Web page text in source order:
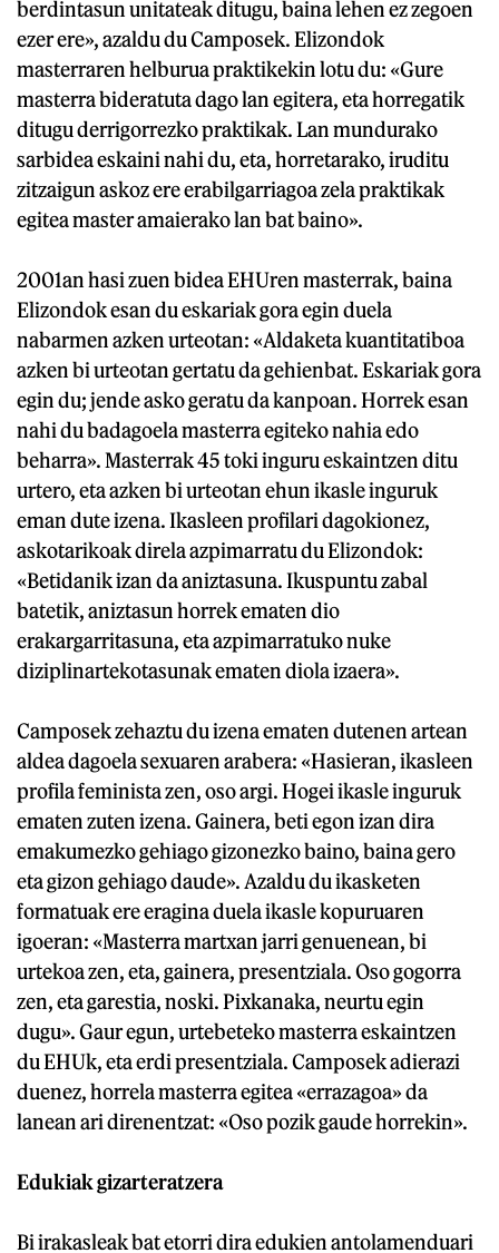
berdintasun unitateak ditugu, baina lehen ez zegoen
ezer ere», azaldu du Camposek. Elizondok
masterraren helburua praktikekin lotu du: «Gure
masterra bideratuta dago lan egitera, eta horregatik
ditugu derrigorrezko praktikak. Lan mundurako
sarbidea eskaini nahi du, eta, horretarako, iruditu
zitzaigun askoz ere erabilgarriagoa zela praktikak
egitea master amaierako lan bat baino».
2001an hasi zuen bidea EHUren masterrak, baina
Elizondok esan du eskariak gora egin duela
nabarmen azken urteotan: «Aldaketa kuantitatiboa
azken bi urteotan gertatu da gehienbat. Eskariak gora
egin du; jende asko geratu da kanpoan. Horrek esan
nahi du badagoela masterra egiteko nahia edo
beharra». Masterrak 45 toki inguru eskaintzen ditu
urtero, eta azken bi urteotan ehun ikasle inguruk
eman dute izena. Ikasleen profilari dagokionez,
askotarikoak direla azpimarratu du Elizondok:
«Betidanik izan da aniztasuna. Ikuspuntu zabal
batetik, aniztasun horrek ematen dio
erakargarritasuna, eta azpimarratuko nuke
diziplinartekotasunak ematen diola izaera».
Camposek zehaztu du izena ematen dutenen artean
aldea dagoela sexuaren arabera: «Hasieran, ikasleen
profila feminista zen, oso argi. Hogei ikasle inguruk
ematen zuten izena. Gainera, beti egon izan dira
emakumezko gehiago gizonezko baino, baina gero
eta gizon gehiago daude». Azaldu du ikasketen
formatuak ere eragina duela ikasle kopuruaren
igoeran: «Masterra martxan jarri genuenean, bi
urtekoa zen, eta, gainera, presentziala. Oso gogorra
zen, eta garestia, noski. Pixkanaka, neurtu egin
dugu». Gaur egun, urtebeteko masterra eskaintzen
du EHUk, eta erdi presentziala. Camposek adierazi
duenez, horrela masterra egitea «errazagoa» da
lanean ari direnentzat: «Oso pozik gaude horrekin».
Edukiak gizarteratzera
Bi irakasleak bat etorri dira edukien antolamenduari